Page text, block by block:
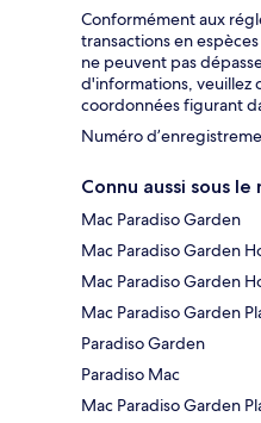
Conformément aux
transactions en
ne peuvent pas
d'informations, veuillez
coordonnées figurant
Numéro
Connu aussi sous le
Mac Paradiso Garden
Mac Paradiso Garden
Mac Paradiso Garden
Mac Paradiso Garden
Paradiso Garden
Paradiso Mac
Mac Paradiso Garden